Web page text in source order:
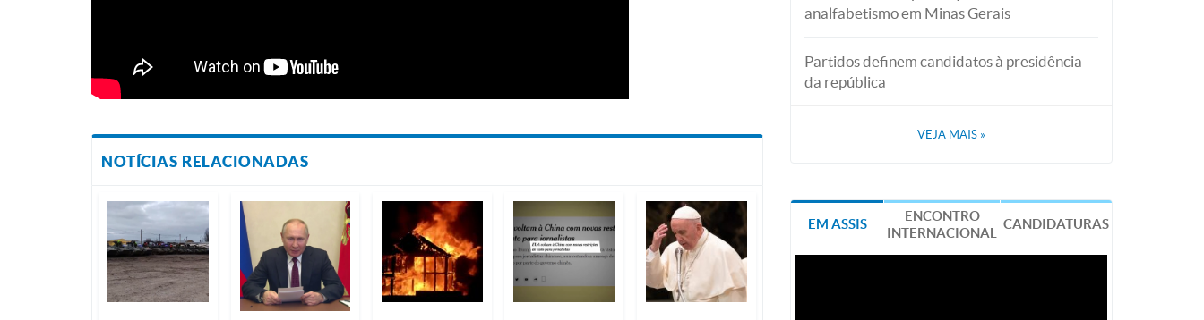
NOTÍCIAS RELACIONADAS
analfabetismo em Minas Gerais
Partidos definem candidatos à presidência
da república
VEJA MAIS »
EM ASSIS
ENCONTRO
INTERNACIONAL
CANDIDATURAS